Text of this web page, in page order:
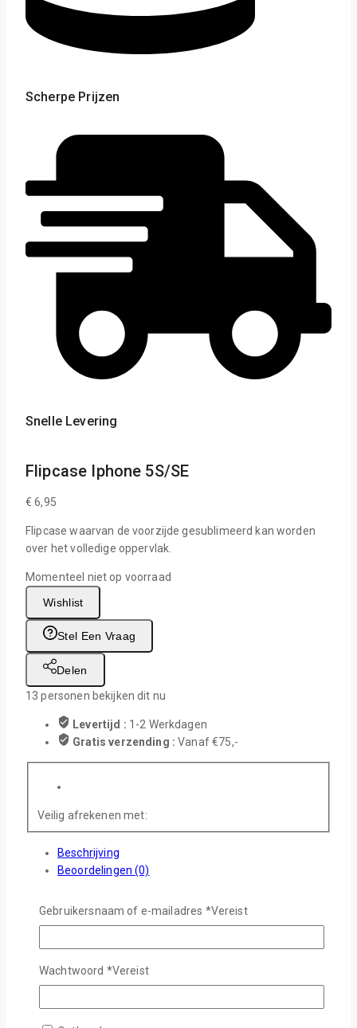
Scherpe Prijzen
Snelle Levering
Flipcase Iphone 5S/SE
€ 6,95
Flipcase waarvan de voorzijde gesublimeerd kan worden
over het volledige oppervlak.
Momenteel niet op voorraad
Wishlist
Stel Een Vraag
Delen
13 personen bekijken dit nu
Levertijd : 1-2 Werkdagen
Gratis verzending :Vanaf €75,-
Veilig afrekenen met:
Beschrijving
Beoordelingen (0)
Flipcase waarvan de voorzijde gesublimeerd kan worden
Gebruikersnaam of e-mailadres *Vereist
Wachtwoord *Vereist